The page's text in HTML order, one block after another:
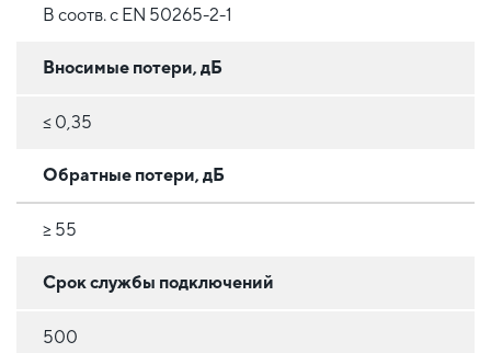
В соотв. с EN 50265-2-1
Вносимые потери, дБ
≤ 0,35
Обратные потери, дБ
≥ 55
Срок службы подключений
500